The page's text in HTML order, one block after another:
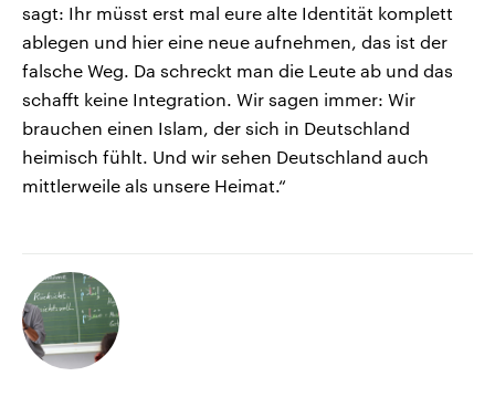
sagt: Ihr müsst erst mal eure alte Identität komplett
ablegen und hier eine neue aufnehmen, das ist der
falsche Weg. Da schreckt man die Leute ab und das
schafft keine Integration. Wir sagen immer: Wir
brauchen einen Islam, der sich in Deutschland
heimisch fühlt. Und wir sehen Deutschland auch
mittlerweile als unsere Heimat.“